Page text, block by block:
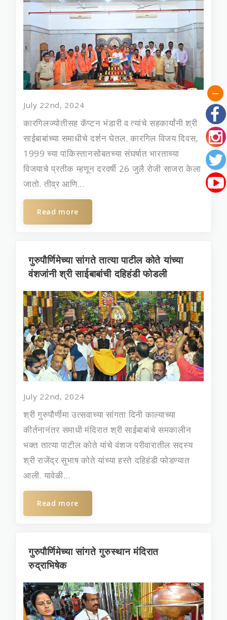
July 22nd, 2024
कारगिलज्योतीसह कॅप्टन भंडारी व त्यांचे सहकार्यांनी श्री
साईबाबांच्या समाधीचे दर्शन घेतल. कारगिल विजय दिवस,
1999 च्या पाकिस्तानसोबतच्या संघर्षात भारताच्या
विजयाचे प्रतीक म्हणून दरवर्षी 26 जुलै रोजी साजरा केला
जातो. तीव्र आणि...
Read more
गुरुपौर्णिमेच्या सांगते तात्या पाटील कोते यांच्या
वंशजांनी श्री साईबाबांची दहिहंडी फोडली
July 22nd, 2024
श्री गुरुपौर्णीमा उत्सवाच्या सांगता दिनी काल्याच्या
कीर्तनानंतर समाधी मंदिरात श्री साईबाबांचे समकालीन
भक्‍त तात्‍या पाटील कोते यांचे वंशज परीवारातील सदस्‍य
श्री राजेंद्र सुभाष कोते यांच्‍या हस्‍ते दहिहंडी फोडण्यात
आली. यावेळी...
Read more
गुरुपौर्णिमेच्या सांगते गुरुस्‍थान मंदिरात
रुद्राभिषेक